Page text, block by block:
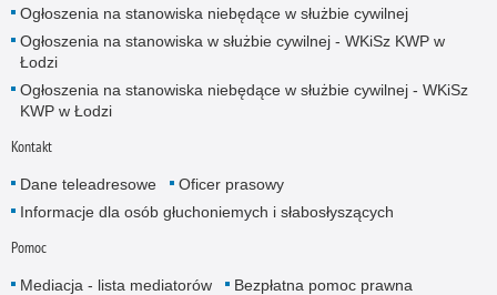
Ogłoszenia na stanowiska niebędące w służbie cywilnej
Ogłoszenia na stanowiska w służbie cywilnej - WKiSz KWP w
Łodzi
Ogłoszenia na stanowiska niebędące w służbie cywilnej - WKiSz
KWP w Łodzi
Kontakt
Dane teleadresowe
Oficer prasowy
Informacje dla osób głuchoniemych i słabosłyszących
Pomoc
Mediacja - lista mediatorów
Bezpłatna pomoc prawna